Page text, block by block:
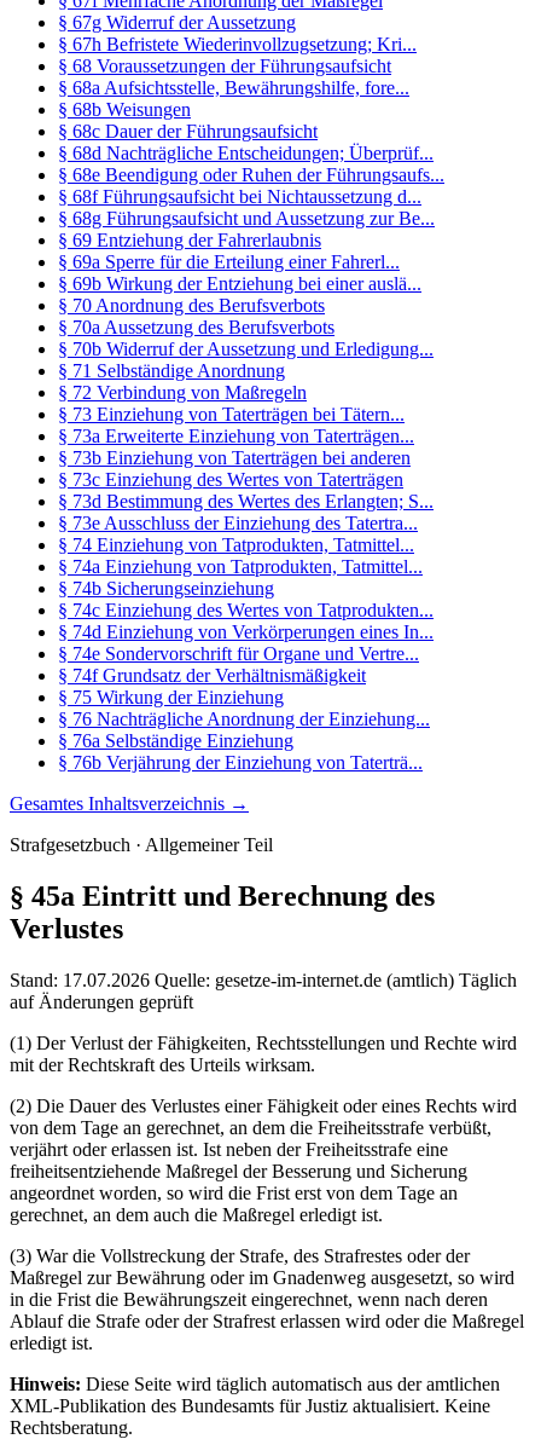
§ 67g Widerruf der Aussetzung
§ 67h Befristete Wiederinvollzugsetzung; Kri...
§ 68 Voraussetzungen der Führungsaufsicht
§ 68a Aufsichtsstelle, Bewährungshilfe, fore...
§ 68b Weisungen
§ 68c Dauer der Führungsaufsicht
§ 68d Nachträgliche Entscheidungen; Überprüf...
§ 68e Beendigung oder Ruhen der Führungsaufs...
§ 68f Führungsaufsicht bei Nichtaussetzung d...
§ 68g Führungsaufsicht und Aussetzung zur Be...
§ 69 Entziehung der Fahrerlaubnis
§ 69a Sperre für die Erteilung einer Fahrerl...
§ 69b Wirkung der Entziehung bei einer auslä...
§ 70 Anordnung des Berufsverbots
§ 70a Aussetzung des Berufsverbots
§ 70b Widerruf der Aussetzung und Erledigung...
§ 71 Selbständige Anordnung
§ 72 Verbindung von Maßregeln
§ 73 Einziehung von Taterträgen bei Tätern...
§ 73a Erweiterte Einziehung von Taterträgen...
§ 73b Einziehung von Taterträgen bei anderen
§ 73c Einziehung des Wertes von Taterträgen
§ 73d Bestimmung des Wertes des Erlangten; S...
§ 73e Ausschluss der Einziehung des Tatertra...
§ 74 Einziehung von Tatprodukten, Tatmittel...
§ 74a Einziehung von Tatprodukten, Tatmittel...
§ 74b Sicherungseinziehung
§ 74c Einziehung des Wertes von Tatprodukten...
§ 74d Einziehung von Verkörperungen eines In...
§ 74e Sondervorschrift für Organe und Vertre...
§ 74f Grundsatz der Verhältnismäßigkeit
§ 75 Wirkung der Einziehung
§ 76 Nachträgliche Anordnung der Einziehung...
§ 76a Selbständige Einziehung
§ 76b Verjährung der Einziehung von Taterträ...
Gesamtes Inhaltsverzeichnis →
Strafgesetzbuch · Allgemeiner Teil
§ 45a Eintritt und Berechnung des
Verlustes
Stand: 17.07.2026 Quelle: gesetze-im-internet.de (amtlich) Täglich
auf Änderungen geprüft
(1) Der Verlust der Fähigkeiten, Rechtsstellungen und Rechte wird
mit der Rechtskraft des Urteils wirksam.
(2) Die Dauer des Verlustes einer Fähigkeit oder eines Rechts wird
von dem Tage an gerechnet, an dem die Freiheitsstrafe verbüßt,
verjährt oder erlassen ist. Ist neben der Freiheitsstrafe eine
freiheitsentziehende Maßregel der Besserung und Sicherung
angeordnet worden, so wird die Frist erst von dem Tage an
gerechnet, an dem auch die Maßregel erledigt ist.
(3) War die Vollstreckung der Strafe, des Strafrestes oder der
Maßregel zur Bewährung oder im Gnadenweg ausgesetzt, so wird
in die Frist die Bewährungszeit eingerechnet, wenn nach deren
Ablauf die Strafe oder der Strafrest erlassen wird oder die Maßregel
erledigt ist.
Hinweis: Diese Seite wird täglich automatisch aus der amtlichen
XML-Publikation des Bundesamts für Justiz aktualisiert. Keine
Rechtsberatung.